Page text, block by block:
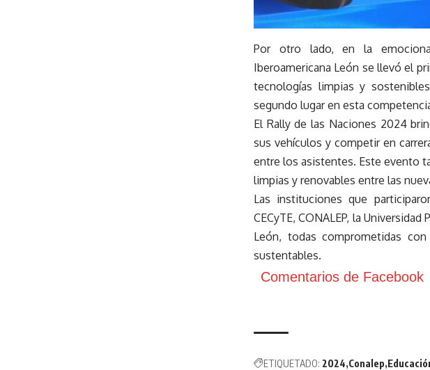
Por otro lado, en la
Iberoamericana León se llevó el
tecnologías limpias y
segundo lugar en esta
El Rally de las Naciones 2024
sus vehículos y competir en
entre los asistentes. Este evento
limpias y renovables entre las
Las instituciones que
CECyTE, CONALEP, la
León, todas comprometidas
sustentables.
Comentarios de Facebook
ETIQUETADO: 2024 Conalep